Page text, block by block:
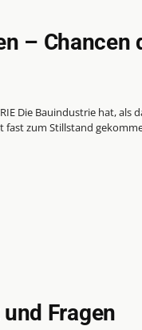
– Chancen
Die Bauindustrie hat, als
zum Stillstand
Fragen